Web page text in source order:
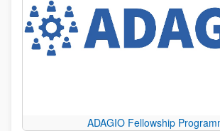
ADAGIO Fellowship